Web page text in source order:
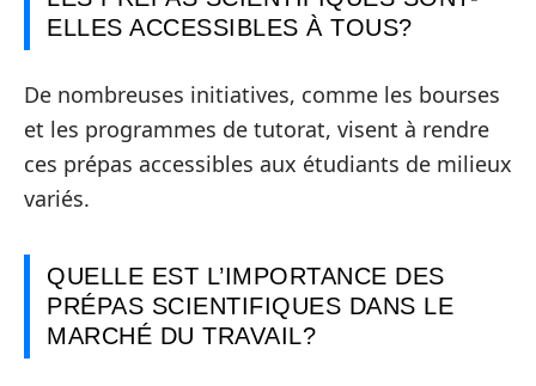
ELLES ACCESSIBLES À TOUS?
De nombreuses initiatives, comme les bourses
et les programmes de tutorat, visent à rendre
ces prépas accessibles aux étudiants de milieux
variés.
QUELLE EST L’IMPORTANCE DES
PRÉPAS SCIENTIFIQUES DANS LE
MARCHÉ DU TRAVAIL?